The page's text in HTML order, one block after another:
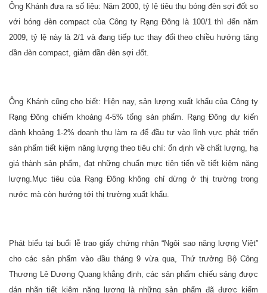
Ông Khánh đưa ra số liệu: Năm 2000, tỷ lệ tiêu thụ bóng đèn sợi đốt so
với bóng đèn compact của Công ty Rạng Đông là 100/1 thì đến năm
2009, tỷ lệ này là 2/1 và đang tiếp tục thay đổi theo chiều hướng tăng
dần đèn compact, giảm dần đèn sợi đốt.
Ông Khánh cũng cho biết: Hiện nay, sản lượng xuất khẩu của Công ty
Rạng Đông chiếm khoảng 4-5% tổng sản phẩm. Rạng Đông dự kiến
dành khoảng 1-2% doanh thu làm ra để đầu tư vào lĩnh vực phát triển
sản phẩm tiết kiệm năng lượng theo tiêu chí: ổn định về chất lượng, hạ
giá thành sản phẩm, đạt những chuẩn mực tiên tiến về tiết kiệm năng
lượng.Mục tiêu của Rạng Đông không chỉ dừng ở thị trường trong
nước mà còn hướng tới thị trường xuất khẩu.
Phát biểu tại buổi lễ trao giấy chứng nhận “Ngôi sao năng lượng Việt”
cho các sản phẩm vào đầu tháng 9 vừa qua, Thứ trưởng Bộ Công
Thương Lê Dương Quang khẳng định, các sản phẩm chiếu sáng được
dán nhãn tiết kiệm năng lượng là những sản phẩm đã được kiểm